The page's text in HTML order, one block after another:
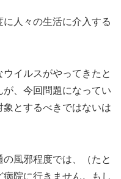
人々の生活に介入する
イルスがやってきたと
、今回問題になってい
とするべきではないは
風邪程度では、（たと
院に行きません。もし